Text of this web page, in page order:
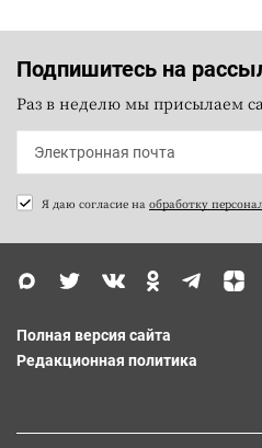
Подпишитесь на
Раз в неделю мы присылаем
Я даю согласие на обработку
Полная версия сайта
Редакционная политика